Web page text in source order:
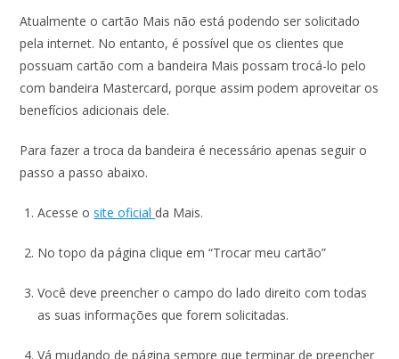
Atualmente o cartão Mais não está podendo ser solicitado
pela internet. No entanto, é possível que os clientes que
possuam cartão com a bandeira Mais possam trocá-lo pelo
com bandeira Mastercard, porque assim podem aproveitar os
benefícios adicionais dele.
Para fazer a troca da bandeira é necessário apenas seguir o
passo a passo abaixo.
Acesse osite oficial da Mais.
No topo da página clique em “Trocar meu cartão”
Você deve preencher o campo do lado direito com todas
as suas informações que forem solicitadas.
Vá mudando de página sempre que terminar de preencher